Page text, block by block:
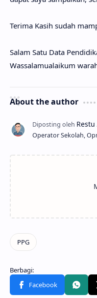
Terima Kasih sudah
Salam Satu Data
Wassalamualaikum
About the author
Operator Sekolah,